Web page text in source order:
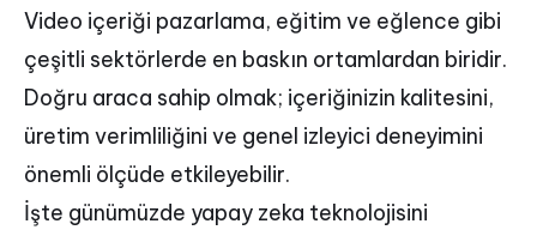
Video içeriği pazarlama, eğitim ve eğlence gibi
çeşitli sektörlerde en baskın ortamlardan biridir.
Doğru araca sahip olmak; içeriğinizin kalitesini,
üretim verimliliğini ve genel izleyici deneyimini
önemli ölçüde etkileyebilir.
İşte günümüzde yapay zeka teknolojisini